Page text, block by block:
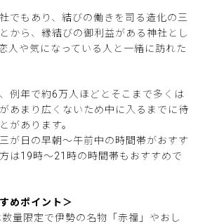
でもあり、結びの働きを司る造化の三
から、縁結びの御利益がある神社とし
人や気になっている人と一緒に訪れた
例年で約6万人ほどとそこまで多くは
あまり広くないため中に入るまでに待
があります。
が日の早朝〜午前中の時間帯がおすす
は19時〜21時の時間帯もおすすめで
めポイント＞
量限定で伊勢の名物「赤福」やおし